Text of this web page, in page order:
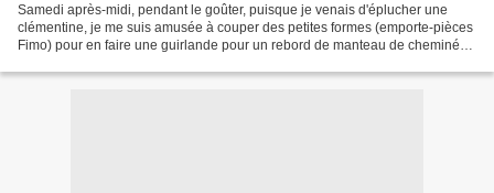
Samedi après-midi, pendant le goûter, puisque je venais d'éplucher une
clémentine, je me suis amusée à couper des petites formes (emporte-pièces
Fimo) pour en faire une guirlande pour un rebord de manteau de cheminée